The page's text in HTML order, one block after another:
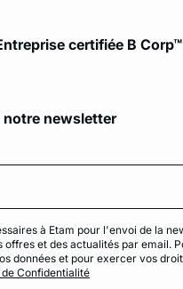
certifiée B Corp™
newsletter
à Etam pour l'envoi de la
offres et des actualités par email.
données et pour exercer vos
Confidentialité